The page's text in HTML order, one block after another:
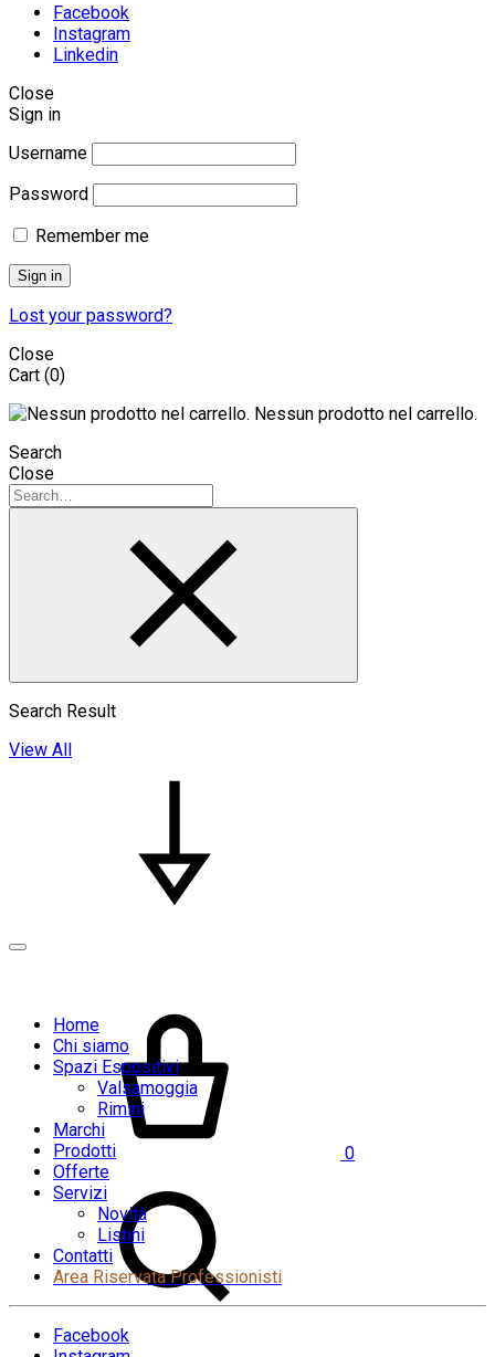
Facebook
Instagram
Linkedin
Close
Sign in
Username
Password
Remember me
Sign in
Lost your password?
Close
Cart (0)
Nessun prodotto nel carrello.
Search
Close
Search Result
View All
0
Home
Chi siamo
Spazi Espositivi
Valsamoggia
Rimini
Marchi
Prodotti
Offerte
Servizi
Novità
Listini
Contatti
Area Riservata Professionisti
Facebook